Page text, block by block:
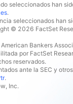
seleccionados han
.
seleccionados han
© 2026 FactSet
Bankers
por FactSet
reservados.
ante la SEC y
.
Inc.